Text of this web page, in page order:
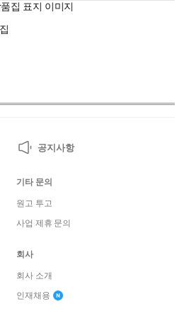
공지사항
기타 문의
원고 투고
사업 제휴 문의
회사
회사 소개
인재채용